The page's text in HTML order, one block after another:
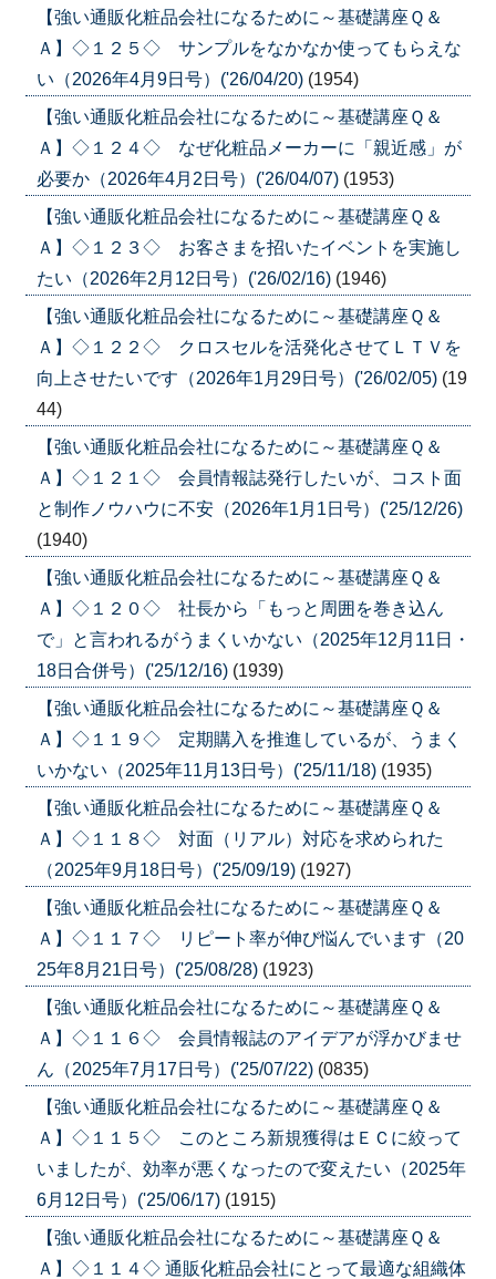
【強い通販化粧品会社になるために～基礎講座Ｑ＆
Ａ】◇１２５◇ サンプルをなかなか使ってもらえな
い（2026年4月9日号）('26/04/20) (1954)
【強い通販化粧品会社になるために～基礎講座Ｑ＆
Ａ】◇１２４◇ なぜ化粧品メーカーに「親近感」が
必要か（2026年4月2日号）('26/04/07) (1953)
【強い通販化粧品会社になるために～基礎講座Ｑ＆
Ａ】◇１２３◇ お客さまを招いたイベントを実施し
たい（2026年2月12日号）('26/02/16) (1946)
【強い通販化粧品会社になるために～基礎講座Ｑ＆
Ａ】◇１２２◇ クロスセルを活発化させてＬＴＶを
向上させたいです（2026年1月29日号）('26/02/05) (19
44)
【強い通販化粧品会社になるために～基礎講座Ｑ＆
Ａ】◇１２１◇ 会員情報誌発行したいが、コスト面
と制作ノウハウに不安（2026年1月1日号）('25/12/26)
(1940)
【強い通販化粧品会社になるために～基礎講座Ｑ＆
Ａ】◇１２０◇ 社長から「もっと周囲を巻き込ん
で」と言われるがうまくいかない（2025年12月11日・
18日合併号）('25/12/16) (1939)
【強い通販化粧品会社になるために～基礎講座Ｑ＆
Ａ】◇１１９◇ 定期購入を推進しているが、うまく
いかない（2025年11月13日号）('25/11/18) (1935)
【強い通販化粧品会社になるために～基礎講座Ｑ＆
Ａ】◇１１８◇ 対面（リアル）対応を求められた
（2025年9月18日号）('25/09/19) (1927)
【強い通販化粧品会社になるために～基礎講座Ｑ＆
Ａ】◇１１７◇ リピート率が伸び悩んでいます（20
25年8月21日号）('25/08/28) (1923)
【強い通販化粧品会社になるために～基礎講座Ｑ＆
Ａ】◇１１６◇ 会員情報誌のアイデアが浮かびませ
ん（2025年7月17日号）('25/07/22) (0835)
【強い通販化粧品会社になるために～基礎講座Ｑ＆
Ａ】◇１１５◇ このところ新規獲得はＥＣに絞って
いましたが、効率が悪くなったので変えたい（2025年
6月12日号）('25/06/17) (1915)
【強い通販化粧品会社になるために～基礎講座Ｑ＆
Ａ】◇１１４◇ 通販化粧品会社にとって最適な組織体